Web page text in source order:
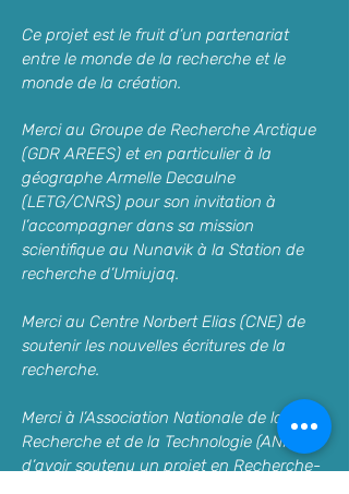
Ce projet est le fruit d’un partenariat
entre le monde de la recherche et le
monde de la création.
Merci au Groupe de Recherche Arctique
(GDR AREES) et en particulier à la
géographeArmelle Decaulne
(LETG/CNRS) pour son invitation à
l’accompagner dans sa mission
scientifique au Nunavik à la Station de
recherche d’Umiujaq.
Merci au Centre Norbert Elias (CNE) de
soutenir les nouvelles écritures de la
recherche.
Merci à l’Association Nationale de la
Recherche et de la Technologie (ANRT)
d’avoir soutenu un projet en Recherche-